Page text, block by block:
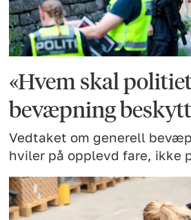
«Hvem skal
bevæpning
Vedtaket om generell
hviler på opplevd fare, ikke